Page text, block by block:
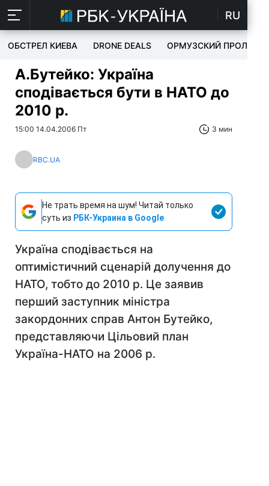
RU
ОБСТРЕЛ КИЕВА DRONE DEALS ОРМУЗСКИЙ ПРОЛИВ
А.Бутейко: Україна
сподівається бути в НАТО до
2010 р.
15:00 14.04.2006 Пт 3 мин
RBC.UA
Не трать время на шум! Читай только
суть из РБК-Украина в Google
Україна сподівається на
оптимістичний сценарій долучення до
НАТО, тобто до 2010 р. Це заявив
перший заступник міністра
закордонних справ Антон Бутейко,
представляючи Цільовий план
Україна-НАТО на 2006 р.